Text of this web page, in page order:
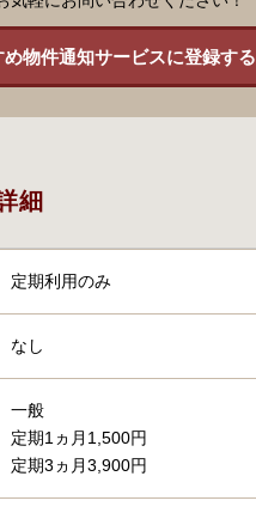
め物件通知サービスに登録する
細
定期利用のみ
なし
一般
定期1ヵ月1,500円
定期3ヵ月3,900円